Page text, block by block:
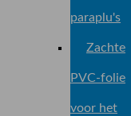
paraplu's
Zachte
PVC-folie
voor het